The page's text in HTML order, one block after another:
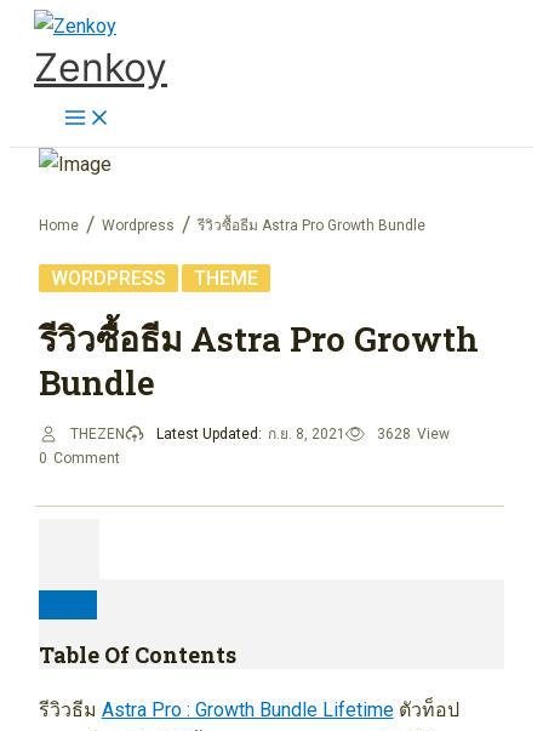
Skip
content
Zenkoy
Home Wordpress รีวิวซื้อธีม Astra Pro Growth Bundle
WORDPRESS THEME
รีวิวซื้อธีม Astra Pro Growth
Bundle
THEZEN Latest Updated: ก.ย. 8, 2021 3628 View
0 Comment
Table Of Contents
รีวิวธีม Astra Pro : Growth Bundle Lifetimeตัวท็อป